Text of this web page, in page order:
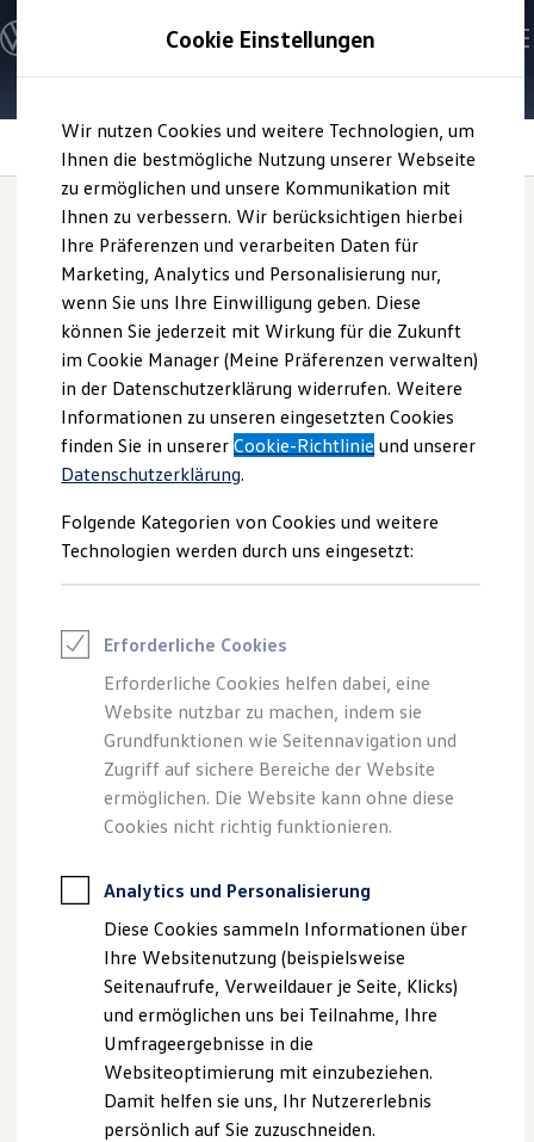
Hauptinhalt
springen
Footer
springen
Modelle und Konfigurator
Konfigurator
Modelle vergleichen
Elektroautos
ENERGY Sondermodelle
Nutzfahrzeuge
SUV und CUV
Familienautos
Kombis
Kompaktwagen
Sportwagen
Schnell verfügbare Fahrzeuge
Angebote und Produkte
Aktuelle Angebote
E-Auto-Förderung
Volkswagen Marktplatz
Die ENERGY Sondermodelle
Junge Gebrauchtwagen und Gebrauchtwagen
Volkswagen Zertifizierte Gebrauchtwagen
Elektromobilität bei Gebrauchtwagen
Saisonangebote
Reifenpakete
Leasing
Leasing-Angebote
Elektroauto Leasing
Kleinwagen-Leasing
Leasing ohne Anzahlung
Finanzierung
Autokredit mit Schlussrate
Versicherungen und Garantien
Kfz-Versicherung
Restschuldversicherungen
Garantien
Professional Class bei Volkswagen
Behörden
Direktkunden
Sonderfahrzeuge
Anpfiff zum Gewinn
Elektromobilität
Elektroautos
ID. Tutorials
Elektrofahrzeugkonzepte
ID. EVERY1
Reichweite
Information
R Moments:Wenn
Performanceund
Kulinarik aufeinander
treffen 1
GmbH (Impressum & Rechtliches)
sondern genau dort, wo es eng wird: unter Druck, bei
Geschwindigkeit, in Momenten, die volle Präsenz verlangen.
Doch was hält uns stabil, wenn die Dynamik steigt? Was
gibt uns Orientierung, wenn äußere Kontrolle abnimmt?
Und wie schaffen wir es, nicht nur zu reagieren, sondern
bewusst zu steuern?
Chefredakteurin der freundin Mateja Mögel spricht während
nicht als weichgespültes Konzept, sondern als Fähigkeit,
Cookie Einstellungen
Wir nutzen Cookies und weitere Technologien, um
Ihnen die bestmögliche Nutzung unserer Webseite
zu ermöglichen und unsere Kommunikation mit
Ihnen zu verbessern. Wir berücksichtigen hierbei
Ihre Präferenzen und verarbeiten Daten für
Marketing, Analytics und Personalisierung nur,
wenn Sie uns Ihre Einwilligung geben. Diese
können Sie jederzeit mit Wirkung für die Zukunft
im Cookie Manager (Meine Präferenzen verwalten)
in der Datenschutzerklärung widerrufen. Weitere
Informationen zu unseren eingesetzten Cookies
finden Sie in unsererCookie-Richtlinie und unserer
Datenschutzerklärung.
Folgende Kategorien von Cookies und weitere
Technologien werden durch uns eingesetzt:
Erforderliche Cookies
Erforderliche Cookies helfen dabei, eine
Website nutzbar zu machen, indem sie
Grundfunktionen wie Seitennavigation und
Zugriff auf sichere Bereiche der Website
ermöglichen. Die Website kann ohne diese
Cookies nicht richtig funktionieren.
Analytics und Personalisierung
Diese Cookies sammeln Informationen über
Ihre Websitenutzung (beispielsweise
Seitenaufrufe, Verweildauer je Seite, Klicks)
und ermöglichen uns bei Teilnahme, Ihre
Umfrageergebnisse in die
Websiteoptimierung mit einzubeziehen.
Damit helfen sie uns, Ihr Nutzererlebnis
persönlich auf Sie zuzuschneiden.